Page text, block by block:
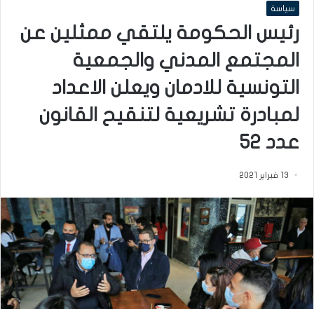
سياسة
رئيس الحكومة يلتقي ممثلين عن
المجتمع المدني والجمعية
التونسية للادمان ويعلن الاعداد
لمبادرة تشريعية لتنقيح القانون
عدد 52
13 فبراير 2021